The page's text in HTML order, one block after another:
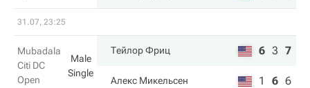
31.07, 23:25
Mubadala
Citi DC
Open
Male
Single
Тейлор Фриц 6 3 7
Алекс Микельсен 1 6 6